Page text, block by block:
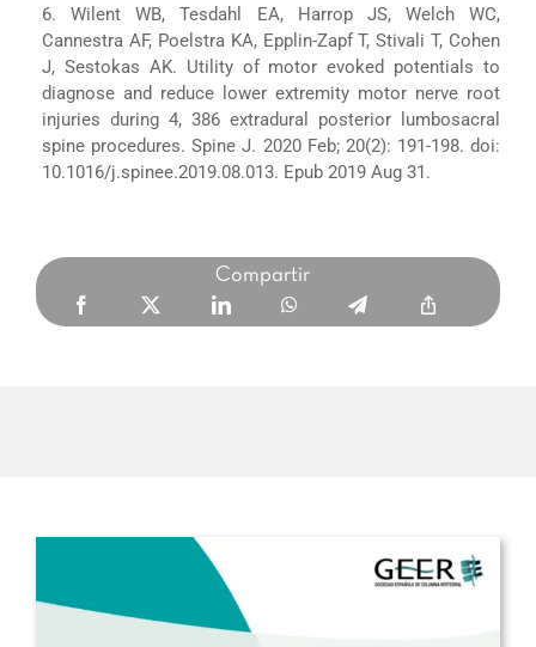
6. Wilent WB, Tesdahl EA, Harrop JS, Welch WC,
Cannestra AF, Poelstra KA, Epplin-Zapf T, Stivali T, Cohen
J, Sestokas AK. Utility of motor evoked potentials to
diagnose and reduce lower extremity motor nerve root
injuries during 4, 386 extradural posterior lumbosacral
spine procedures. Spine J. 2020 Feb; 20(2): 191-198. doi:
10.1016/j.spinee.2019.08.013. Epub 2019 Aug 31.
Compartir